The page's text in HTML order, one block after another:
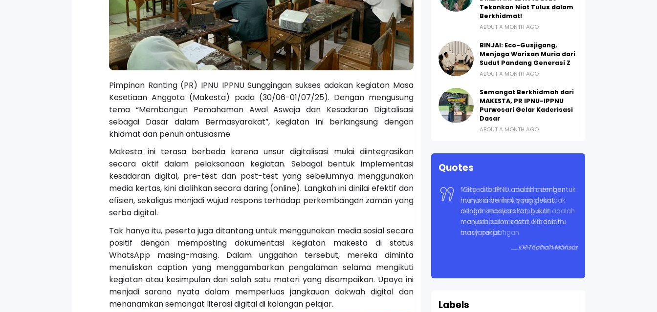
Pimpinan Ranting (PR) IPNU IPPNU Sunggingan sukses adakan kegiatan Masa
Kesetiaan Anggota (Makesta) pada (30/06-01/07/25). Dengan mengusung
tema “Membangun Pemahaman Awal Aswaja dan Kesadaran Digitalisasi
sebagai Dasar dalam Bermasyarakat”, kegiatan ini berlangsung dengan
khidmat dan penuh antusiasme
Makesta ini terasa berbeda karena unsur digitalisasi mulai diintegrasikan
secara aktif dalam pelaksanaan kegiatan. Sebagai bentuk implementasi
kesadaran digital, pre-test dan post-test yang sebelumnya menggunakan
media kertas, kini dialihkan secara daring (online). Langkah ini dinilai efektif dan
efisien, sekaligus menjadi wujud respons terhadap perkembangan zaman yang
serba digital.
Tak hanya itu, peserta juga ditantang untuk menggunakan media sosial secara
positif dengan memposting dokumentasi kegiatan makesta di status
WhatsApp masing-masing. Dalam unggahan tersebut, mereka diminta
menuliskan caption yang menggambarkan pengalaman selama mengikuti
kegiatan atau kesimpulan dari salah satu materi yang disampaikan. Upaya ini
menjadi sarana nyata dalam memperluas jangkauan dakwah digital dan
menanamkan semangat literasi digital di kalangan pelajar.
Tekankan Niat Tulus dalam
Berkhidmat!
ABOUT A MONTH AGO
BINJAI: Eco-Gusjigang,
Menjaga Warisan Muria dari
Sudut Pandang Generasi Z
ABOUT A MONTH AGO
Semangat Berkhidmah dari
MAKESTA, PR IPNU-IPPNU
Purwosari Gelar Kaderisasi
Dasar
ABOUT A MONTH AGO
Quotes
“Cita-cita IPNU adalah membentuk
manusia berilmu yang dekat
dengan masyarakat, bukan
manusia calon kasta elit dalam
masyarakat.”
KH Tholhah Mansur
Labels